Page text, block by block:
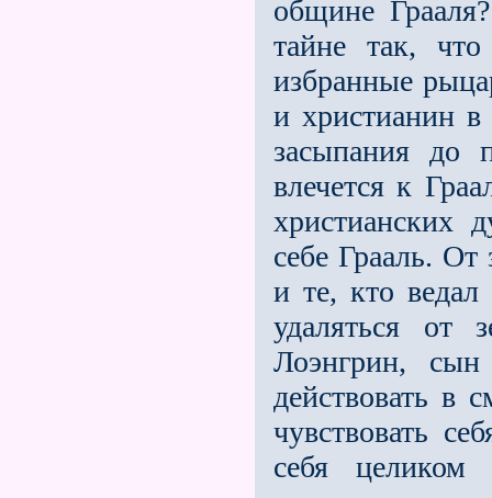
общине
тайне так,
избранные
и христианин
засыпания до
влечeтся к
христианских
себе Грааль.
и те, кто
удаляться
Лоэнгрин,
действовать в
чувствовать
себя